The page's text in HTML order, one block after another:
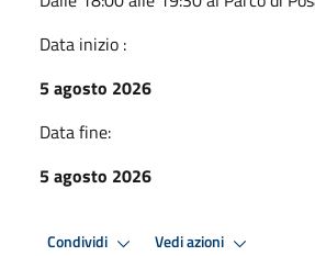
Data inizio :
5 agosto 2026
Data fine:
5 agosto 2026
Condividi Vedi azioni